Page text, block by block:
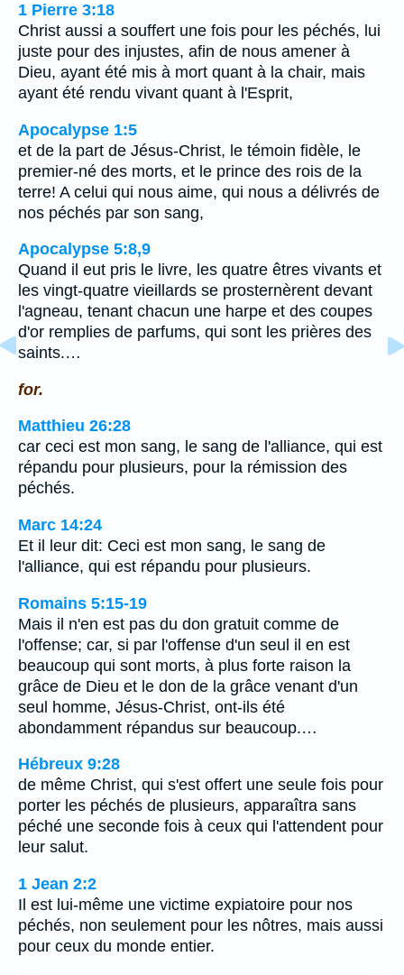
1 Pierre 3:18
Christ aussi a souffert une fois pour les péchés, lui
juste pour des injustes, afin de nous amener à
Dieu, ayant été mis à mort quant à la chair, mais
ayant été rendu vivant quant à l'Esprit,
Apocalypse 1:5
et de la part de Jésus-Christ, le témoin fidèle, le
premier-né des morts, et le prince des rois de la
terre! A celui qui nous aime, qui nous a délivrés de
nos péchés par son sang,
Apocalypse 5:8,9
Quand il eut pris le livre, les quatre êtres vivants et
les vingt-quatre vieillards se prosternèrent devant
l'agneau, tenant chacun une harpe et des coupes
d'or remplies de parfums, qui sont les prières des
saints.…
for.
Matthieu 26:28
car ceci est mon sang, le sang de l'alliance, qui est
répandu pour plusieurs, pour la rémission des
péchés.
Marc 14:24
Et il leur dit: Ceci est mon sang, le sang de
l'alliance, qui est répandu pour plusieurs.
Romains 5:15-19
Mais il n'en est pas du don gratuit comme de
l'offense; car, si par l'offense d'un seul il en est
beaucoup qui sont morts, à plus forte raison la
grâce de Dieu et le don de la grâce venant d'un
seul homme, Jésus-Christ, ont-ils été
abondamment répandus sur beaucoup.…
Hébreux 9:28
de même Christ, qui s'est offert une seule fois pour
porter les péchés de plusieurs, apparaîtra sans
péché une seconde fois à ceux qui l'attendent pour
leur salut.
1 Jean 2:2
Il est lui-même une victime expiatoire pour nos
péchés, non seulement pour les nôtres, mais aussi
pour ceux du monde entier.